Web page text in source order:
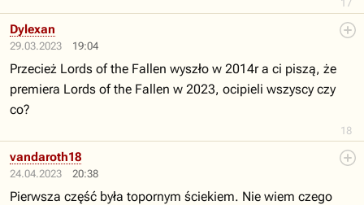
17
29.03.2023 19:04
18
Dylexan
Przecież Lords of the Fallen wyszło w 2014r a ci piszą, że
premiera Lords of the Fallen w 2023, ocipieli wszyscy czy
co?
24.04.2023 20:38
vandaroth18
Pierwsza część była topornym ściekiem. Nie wiem czego